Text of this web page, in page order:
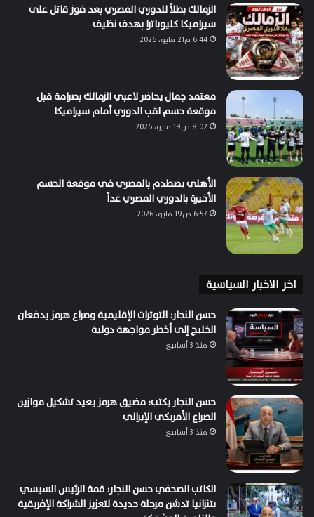
الزمالك بطلاً للدوري المصري بعد فوز قاتل على
سيراميكا كليوباترا بهدف نظيف
6:44 م21 مايو، 2026
معتمد جمال يحاضر لاعبي الزمالك بصرامة قبل
موقعة حسم لقب الدوري أمام سيراميكا
8:02 ص19 مايو، 2026
الأهلي يصطدم بالمصري في موقعة الحسم
الأخيرة بالدوري المصري غداً
6:57 ص19 مايو، 2026
اخر الاخبار السياسية
حسن النجار: التوترات الإقليمية وصراع هرمز يدفعان
الخليج إلى أخطر مواجهة دولية
منذ 3 أسابيع
حسن النجار يكتب: مضيق هرمز يعيد تشكيل موازين
الصراع الأمريكي الإيراني
منذ 3 أسابيع
الكاتب الصحفي حسن النجار: قمة الرئيس السيسي
بتنزانيا تدشن مرحلة جديدة لتعزيز الشراكة الإفريقية